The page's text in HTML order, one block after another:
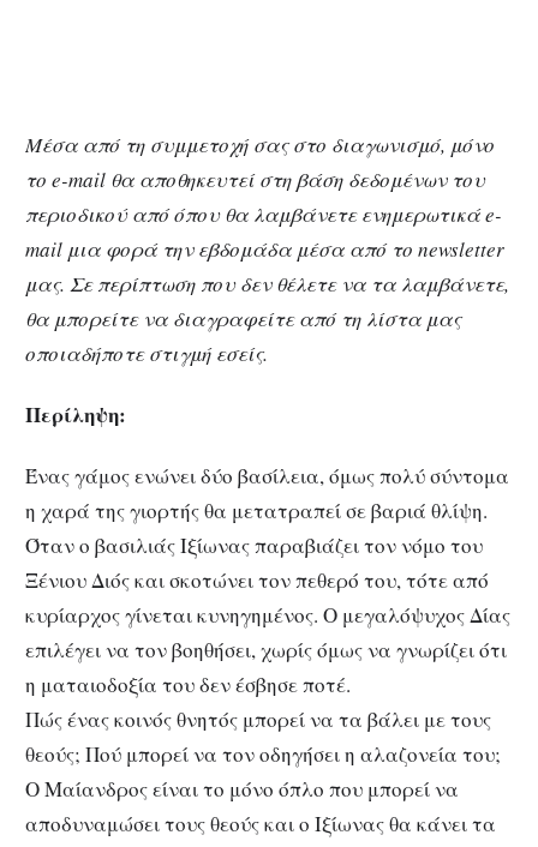
Μέσα από τη συμμετοχή σας στο διαγωνισμό, μόνο
το e-mail θα αποθηκευτεί στη βάση δεδομένων του
περιοδικού από όπου θα λαμβάνετε ενημερωτικά e-
mail μια φορά την εβδομάδα μέσα από το newsletter
μας. Σε περίπτωση που δεν θέλετε να τα λαμβάνετε,
θα μπορείτε να διαγραφείτε από τη λίστα μας
οποιαδήποτε στιγμή εσείς.
Περίληψη:
Ένας γάμος ενώνει δύο βασίλεια, όμως πολύ σύντομα
η χαρά της γιορτής θα μετατραπεί σε βαριά θλίψη.
Όταν ο βασιλιάς Ιξίωνας παραβιάζει τον νόμο του
Ξένιου Διός και σκοτώνει τον πεθερό του, τότε από
κυρίαρχος γίνεται κυνηγημένος. Ο μεγαλόψυχος Δίας
επιλέγει να τον βοηθήσει, χωρίς όμως να γνωρίζει ότι
η ματαιοδοξία του δεν έσβησε ποτέ.
Πώς ένας κοινός θνητός μπορεί να τα βάλει με τους
θεούς; Πού μπορεί να τον οδηγήσει η αλαζονεία του;
Ο Μαίανδρος είναι το μόνο όπλο που μπορεί να
αποδυναμώσει τους θεούς και ο Ιξίωνας θα κάνει τα